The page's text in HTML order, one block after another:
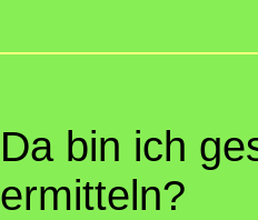
Da bin ich
ermitteln?